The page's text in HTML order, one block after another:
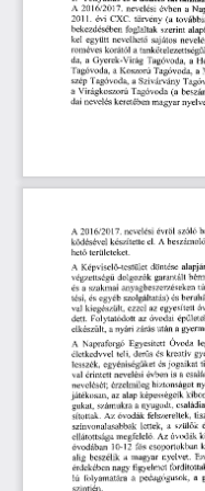
A  2016/2017.
  nevelési
  évben
a
2011.
  évi
  CXC.
  törvény
  (a
bekezdésében
  foglaltak
  szerint
kel
  együtt
  nevelhető
  sajátos
roméves
  korától
  a tankötelezettségük
da,
  a  Gyerek-Virág
  Tagóvoda,
  a
Tagóvoda,
  a  Koszorú
  Tagóvoda,
a
szép
  Tagóvoda,
  a  Szivárvány
a  Virágkoszorú
  Tagóvoda
  (a
dai
  nevelés
  keretében
  magyar
A  2016/2017.
  nevelési
  évről
  szóló
ködésével
  készítette
  el.
  A
beszámoló
hető
  területeket.
A  Képviselő-testület
  döntése
végzettségű
  dolgozók
  garantált
és    a  szakmai
  anyagbeszerzéseken
tési,
  és
egyéb
  szolgáltatás)
  és
val
  kiegészült,
  ezzel
  az
  egyesített
dett.
  Folytatódott
  az
  óvodai
elkészült,
  a nyári
  zárás
  után
a
A  Napraforgó
  Egyesített
   Ővoda
életkedvvel
  teli,
  derűs
  és
  kreatív
lesszék,
  egyéniségüket
  és
jogaikat
val
  érintett
  nevelési
  évben
  is
a
nevelését;
  érzelmileg
  biztonságot
játékosan,
  az
  alap
  képességeik
gukat,
  számukra
  a nyugodt,
sítottak.
  Az
  óvodák
  felszereltek,
színvonalasabbak
   lettek,
   a
  szülők
ellátottsága
  megfelelő.
Az
  óvodák
óvodában
  10-12
  fős
  csoportokban
alig
  beszélik
   a
  magyar
  nyelvet.
érdekében
  nagy
  figyelmet
lú   folyamatára
  a
  pedagógusok,
   a
szintjén.